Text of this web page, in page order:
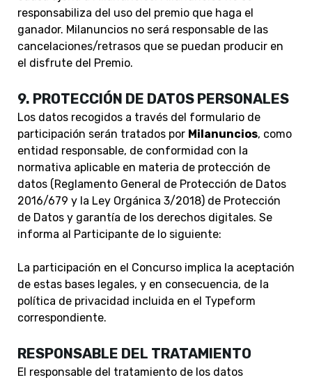
responsabiliza del uso del premio que haga el
ganador. Milanuncios no será responsable de las
cancelaciones/retrasos que se puedan producir en
el disfrute del Premio.
9. PROTECCIÓN DE DATOS PERSONALES
Los datos recogidos a través del formulario de
participación serán tratados por Milanuncios, como
entidad responsable, de conformidad con la
normativa aplicable en materia de protección de
datos (Reglamento General de Protección de Datos
2016/679 y la Ley Orgánica 3/2018) de Protección
de Datos y garantía de los derechos digitales. Se
informa al Participante de lo siguiente:
La participación en el Concurso implica la aceptación
de estas bases legales, y en consecuencia, de la
política de privacidad incluida en el Typeform
correspondiente.
RESPONSABLE DEL TRATAMIENTO
El responsable del tratamiento de los datos